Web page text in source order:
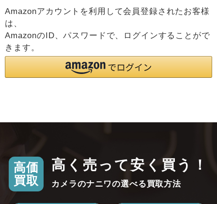
Amazonアカウントを利用して会員登録されたお客様
は、
AmazonのID、パスワードで、ログインすることがで
きます。
高価
買取
高く売って安く買う！
カメラのナニワの選べる買取方法